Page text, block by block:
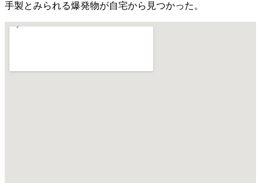
手製とみられる爆発物が自宅から見つかった。